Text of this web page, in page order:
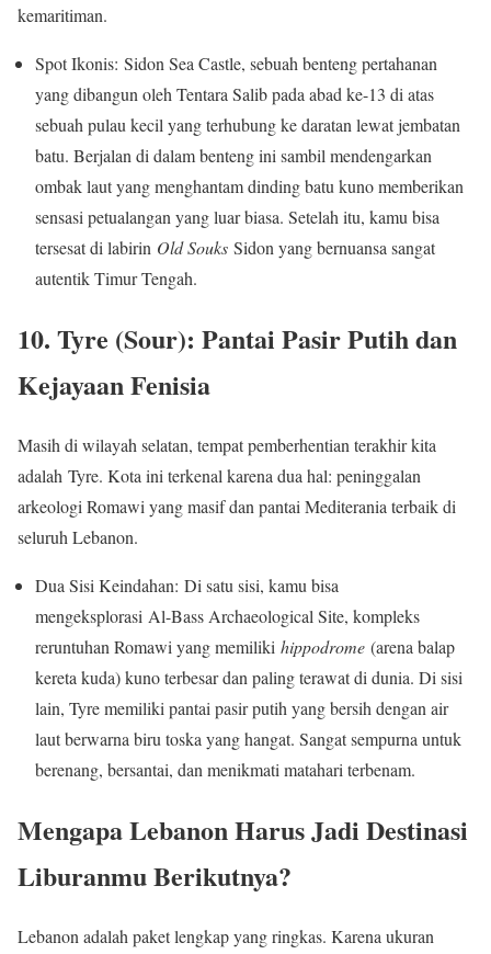
kemaritiman.
Spot Ikonis: Sidon Sea Castle, sebuah benteng pertahanan
yang dibangun oleh Tentara Salib pada abad ke-13 di atas
sebuah pulau kecil yang terhubung ke daratan lewat jembatan
batu. Berjalan di dalam benteng ini sambil mendengarkan
ombak laut yang menghantam dinding batu kuno memberikan
sensasi petualangan yang luar biasa. Setelah itu, kamu bisa
tersesat di labirin Old Souks Sidon yang bernuansa sangat
autentik Timur Tengah.
10. Tyre (Sour): Pantai Pasir Putih dan
Kejayaan Fenisia
Masih di wilayah selatan, tempat pemberhentian terakhir kita
adalah Tyre. Kota ini terkenal karena dua hal: peninggalan
arkeologi Romawi yang masif dan pantai Mediterania terbaik di
seluruh Lebanon.
Dua Sisi Keindahan: Di satu sisi, kamu bisa
mengeksplorasi Al-Bass Archaeological Site, kompleks
reruntuhan Romawi yang memiliki hippodrome (arena balap
kereta kuda) kuno terbesar dan paling terawat di dunia. Di sisi
lain, Tyre memiliki pantai pasir putih yang bersih dengan air
laut berwarna biru toska yang hangat. Sangat sempurna untuk
berenang, bersantai, dan menikmati matahari terbenam.
Mengapa Lebanon Harus Jadi Destinasi
Liburanmu Berikutnya?
Lebanon adalah paket lengkap yang ringkas. Karena ukuran